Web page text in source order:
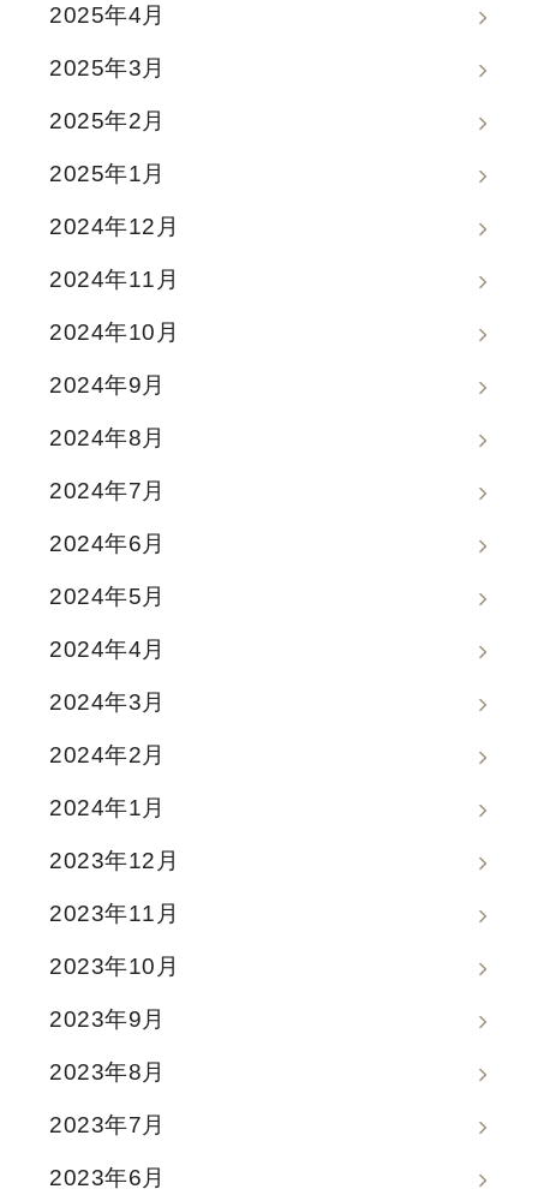
2025年4月
2025年3月
2025年2月
2025年1月
2024年12月
2024年11月
2024年10月
2024年9月
2024年8月
2024年7月
2024年6月
2024年5月
2024年4月
2024年3月
2024年2月
2024年1月
2023年12月
2023年11月
2023年10月
2023年9月
2023年8月
2023年7月
2023年6月